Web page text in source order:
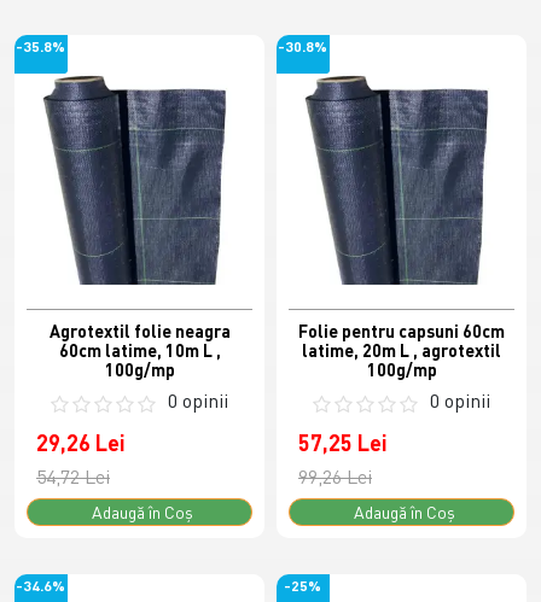
-35.8%
Agrotextil folie neagra
60cm latime, 10m L ,
100g/mp
0 opinii
29,26 Lei
54,72 Lei
Adaugă în Coş
-30.8%
Folie pentru capsuni 60cm
latime, 20m L , agrotextil
100g/mp
0 opinii
57,25 Lei
99,26 Lei
Adaugă în Coş
-34.6% -25%